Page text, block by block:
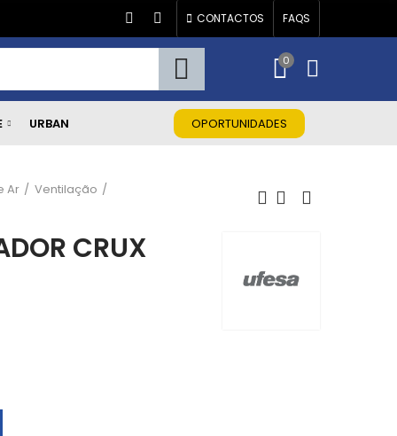
CONTACTOS FAQS
0
URBAN OPORTUNIDADES
Ar Ventilação
CRUX